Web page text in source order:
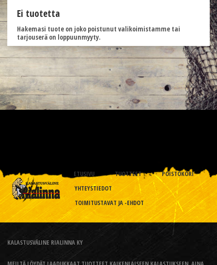
Ei tuotetta
Hakemasi tuote on joko poistunut valikoimistamme tai
tarjouserä on loppuunmyyty.
ETUSIVU TUOTTEET
POISTOKORI
YHTEYSTIEDOT
TOIMITUSTAVAT JA -EHDOT
KALASTUSVÄLINE RIALINNA KY